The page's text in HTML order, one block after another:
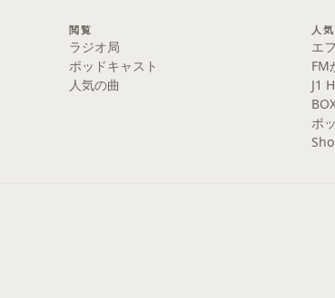
閲覧
ラジオ局
ポッドキャスト
人気の曲
人気
エ
FM
J1
ポ